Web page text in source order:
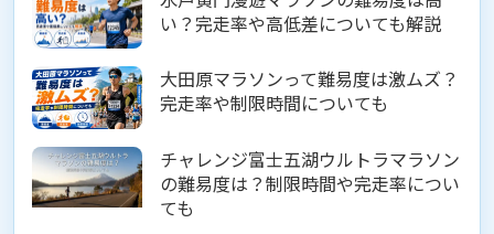
い？完走率や高低差についても解説
大田原マラソンって難易度は激ムズ？
完走率や制限時間についても
チャレンジ富士五湖ウルトラマラソン
の難易度は？制限時間や完走率につい
ても